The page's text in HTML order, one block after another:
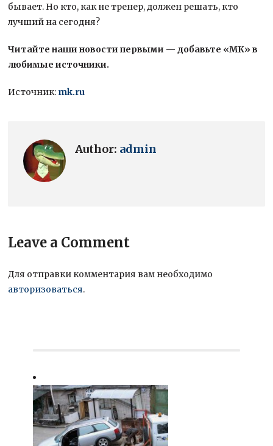
бывает. Но кто, как не тренер, должен решать, кто
лучший на сегодня?
Читайте наши новости первыми — добавьте «МК» в
любимые источники.
Источник: mk.ru
Author: admin
Leave a Comment
Для отправки комментария вам необходимо
авторизоваться.